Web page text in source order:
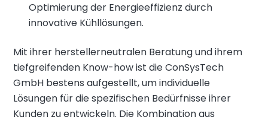
Optimierung der Energieeffizienz durch
innovative Kühllösungen.
Mit ihrer herstellerneutralen Beratung und ihrem
tiefgreifenden Know-how ist die ConSysTech
GmbH bestens aufgestellt, um individuelle
Lösungen für die spezifischen Bedürfnisse ihrer
Kunden zu entwickeln. Die Kombination aus